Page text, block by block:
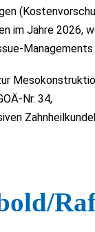
im Jahre
Nr. 34,